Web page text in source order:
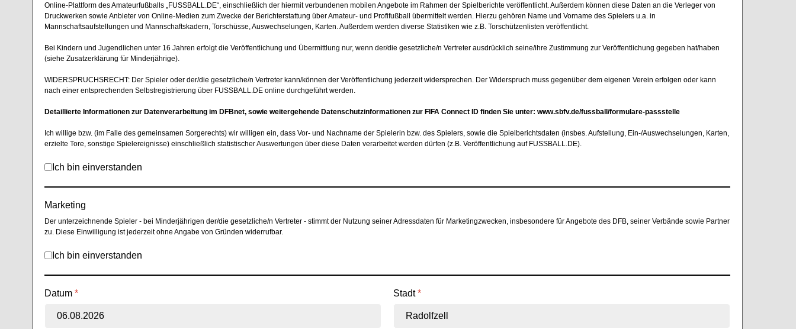
Online-Plattform des Amateurfußballs „FUSSBALL.DE“, einschließlich der hiermit verbundenen mobilen Angebote im Rahmen der Spielberichte veröffentlicht. Außerdem können diese Daten an die Verleger von
Druckwerken sowie Anbieter von Online-Medien zum Zwecke der Berichterstattung über Amateur- und Profifußball übermittelt werden. Hierzu gehören Name und Vorname des Spielers u.a. in
Mannschaftsaufstellungen und Mannschaftskadern, Torschüsse, Auswechselungen, Karten. Außerdem werden diverse Statistiken wie z.B. Torschützenlisten veröffentlicht.
Bei Kindern und Jugendlichen unter 16 Jahren erfolgt die Veröffentlichung und Übermittlung nur, wenn der/die gesetzliche/n Vertreter ausdrücklich seine/ihre Zustimmung zur Veröffentlichung gegeben hat/haben
(siehe Zusatzerklärung für Minderjährige).
WIDERSPRUCHSRECHT: Der Spieler oder der/die gesetzliche/n Vertreter kann/können der Veröffentlichung jederzeit widersprechen. Der Widerspruch muss gegenüber dem eigenen Verein erfolgen oder kann
nach einer entsprechenden Selbstregistrierung über FUSSBALL.DE online durchgeführt werden.
Detaillierte Informationen zur Datenverarbeitung im DFBnet, sowie weitergehende Datenschutzinformationen zur FIFA Connect ID finden Sie unter: www.sbfv.de/fussball/formulare-passstelle
Ich willige bzw. (im Falle des gemeinsamen Sorgerechts) wir willigen ein, dass Vor- und Nachname der Spielerin bzw. des Spielers, sowie die Spielberichtsdaten (insbes. Aufstellung, Ein-/Auswechselungen, Karten,
erzielte Tore, sonstige Spielereignisse) einschließlich statistischer Auswertungen über diese Daten verarbeitet werden dürfen (z.B. Veröffentlichung auf FUSSBALL.DE).
Ich bin einverstanden
Marketing
Der unterzeichnende Spieler - bei Minderjährigen der/die gesetzliche/n Vertreter - stimmt der Nutzung seiner Adressdaten für Marketingzwecken, insbesondere für Angebote des DFB, seiner Verbände sowie Partner
zu. Diese Einwilligung ist jederzeit ohne Angabe von Gründen widerrufbar.
Ich bin einverstanden
Datum * Stadt*